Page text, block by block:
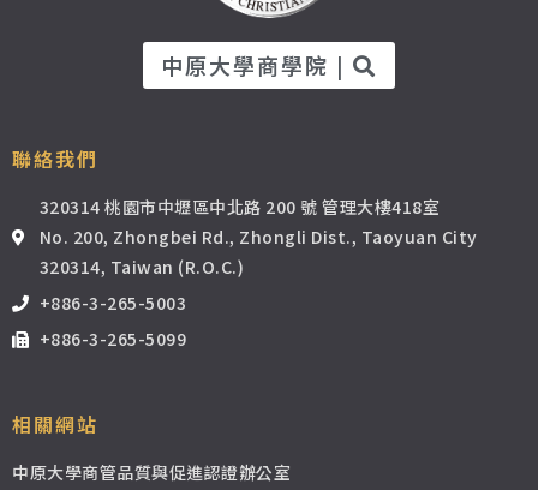
中原大學商學院 |
聯絡我們
320314 桃園市中壢區中北路 200 號 管理大樓418室
No. 200, Zhongbei Rd., Zhongli Dist., Taoyuan City
320314, Taiwan (R.O.C.)
+886-3-265-5003
+886-3-265-5099
相關網站
中原大學商管品質與促進認證辦公室